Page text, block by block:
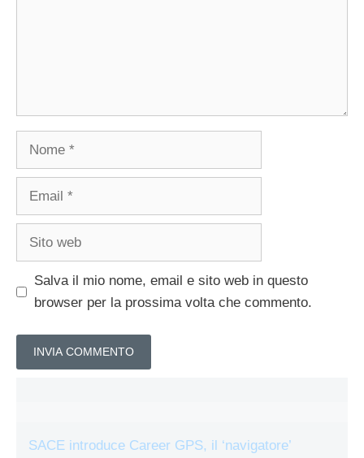
Nome
Email
Sito
Salva il mio nome, email e sito web in questo
browser per la prossima volta che commento.
SACE introduce Career GPS, il ‘navigatore’